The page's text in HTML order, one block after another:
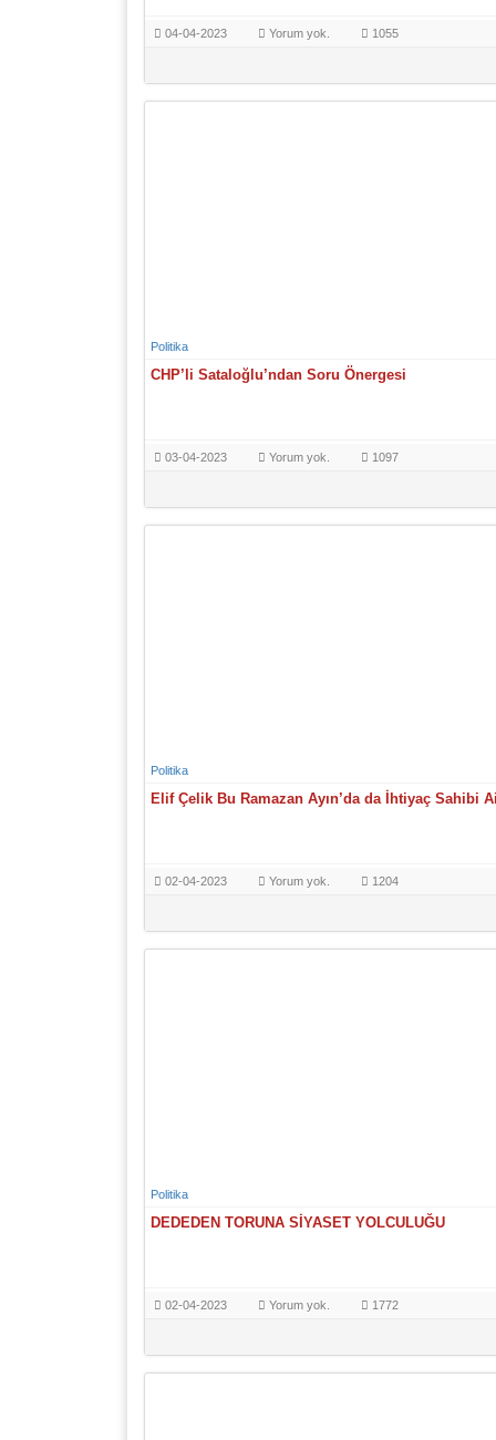
04-04-2023 Yorum yok. 1055
Politika
CHP’li Sataloğlu’ndan Soru Önergesi
03-04-2023 Yorum yok. 1097
Politika
Elif Çelik Bu Ramazan Ayın’da da İhtiyaç Sahibi
02-04-2023 Yorum yok. 1204
Politika
DEDEDEN TORUNA SİYASET YOLCULUĞU
02-04-2023 Yorum yok. 1772